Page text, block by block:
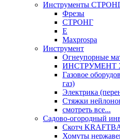
Инструменты
Фрезы
СТРОНГ
Е
Maxprospa
Инструмент
Огнеупорные
ИНСТРУМЕНТ
Газовое
газ)
Электрика
Стяжки
смотреть все...
Садово-огородный
Скотч
Хомуты